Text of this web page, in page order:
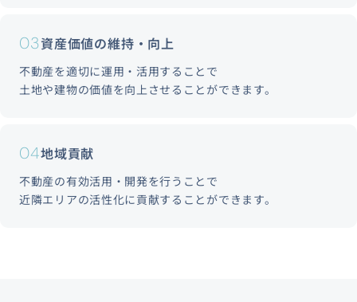
03資産価値の維持・向上
不動産を適切に運用・活用することで
土地や建物の価値を向上させることができます。
04地域貢献
不動産の有効活用・開発を行うことで
近隣エリアの活性化に貢献することができます。